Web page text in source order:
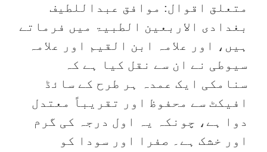
متعلق اقوال: موافق عبداللطیف
بغدادی الاربعین الطبیۃ میں فرماتے
ہیں، اور علامہ ابن القیم اور علامہ
سیوطی نے ان سے نقل کیا ہے کہ
سنامکی ایک عمدہ ہر طرح کے سائڈ
افیکٹ سے محفوظ اور تقریباً معتدل
دوا ہے، چونکہ یہ اول درجہ کی گرم
اور خشک ہے۔ صفرا اور سودا کو